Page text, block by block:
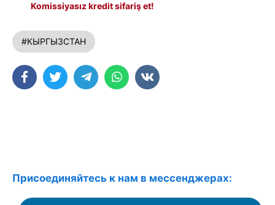
Komissiyasız kredit sifariş et!
#КЫРГЫЗСТАН
Присоединяйтесь к нам в мессенджерах: